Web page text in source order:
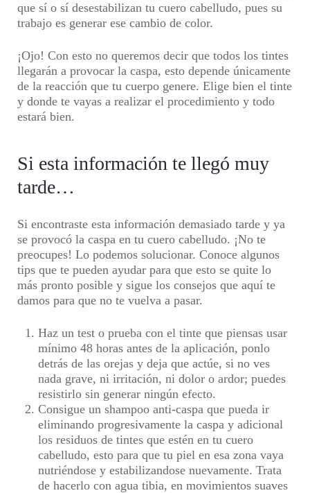
que sí o sí desestabilizan tu cuero cabelludo, pues su
trabajo es generar ese cambio de color.
¡Ojo! Con esto no queremos decir que todos los tintes
llegarán a provocar la caspa, esto depende únicamente
de la reacción que tu cuerpo genere. Elige bien el tinte
y donde te vayas a realizar el procedimiento y todo
estará bien.
Si esta información te llegó muy
tarde…
Si encontraste esta información demasiado tarde y ya
se provocó la caspa en tu cuero cabelludo. ¡No te
preocupes! Lo podemos solucionar. Conoce algunos
tips que te pueden ayudar para que esto se quite lo
más pronto posible y sigue los consejos que aquí te
damos para que no te vuelva a pasar.
Haz un test o prueba con el tinte que piensas usar
mínimo 48 horas antes de la aplicación, ponlo
detrás de las orejas y deja que actúe, si no ves
nada grave, ni irritación, ni dolor o ardor; puedes
resistirlo sin generar ningún efecto.
Consigue un shampoo anti-caspa que pueda ir
eliminando progresivamente la caspa y adicional
los residuos de tintes que estén en tu cuero
cabelludo, esto para que tu piel en esa zona vaya
nutriéndose y estabilizandose nuevamente. Trata
de hacerlo con agua tibia, en movimientos suaves